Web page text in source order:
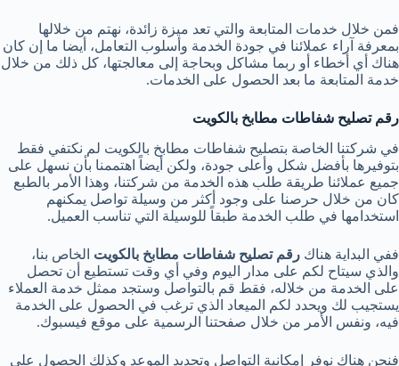
فمن خلال خدمات المتابعة والتي تعد ميزة زائدة، نهتم من خلالها
بمعرفة آراء عملائنا في جودة الخدمة وأسلوب التعامل، أيضا ما إن كان
هناك أي أخطاء أو ربما مشاكل وبحاجة إلى معالجتها، كل ذلك من خلال
خدمة المتابعة ما بعد الحصول على الخدمات.
رقم تصليح شفاطات مطابخ بالكويت
في شركتنا الخاصة بتصليح شفاطات مطابخ بالكويت لم نكتفي فقط
بتوفيرها بأفضل شكل وأعلى جودة، ولكن أيضاً اهتممنا بأن نسهل على
جميع عملائنا طريقة طلب هذه الخدمة من شركتنا، وهذا الأمر بالطبع
كان من خلال حرصنا على وجود أكثر من وسيلة تواصل يمكنهم
استخدامها في طلب الخدمة طبقاً للوسيلة التي تناسب العميل.
ففي البداية هناك رقم تصليح شفاطات مطابخ بالكويت الخاص بنا،
والذي سيتاح لكم على مدار اليوم وفي أي وقت تستطيع أن تحصل
على الخدمة من خلاله، فقط قم بالتواصل وستجد ممثل خدمة العملاء
يستجيب لك ويحدد لكم الميعاد الذي ترغب في الحصول على الخدمة
فيه، ونفس الأمر من خلال صفحتنا الرسمية على موقع فيسبوك.
فنحن هناك نوفر إمكانية التواصل وتحديد الموعد وكذلك الحصول على